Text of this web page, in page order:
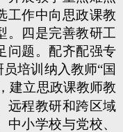
工作中向思政课教
。四是完善教研工
问题。配齐配强专
培训纳入教师“国
建立思政课教师教
远程教研和跨区域
小学校与党校、